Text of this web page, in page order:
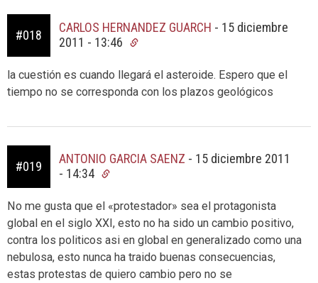
#018
CARLOS HERNANDEZ GUARCH - 15 diciembre
2011 - 13:46
la cuestión es cuando llegará el asteroide. Espero que el
tiempo no se corresponda con los plazos geológicos
#019
ANTONIO GARCIA SAENZ - 15 diciembre 2011
- 14:34
No me gusta que el «protestador» sea el protagonista
global en el siglo XXI, esto no ha sido un cambio positivo,
contra los politicos asi en global en generalizado como una
nebulosa, esto nunca ha traido buenas consecuencias,
estas protestas de quiero cambio pero no se